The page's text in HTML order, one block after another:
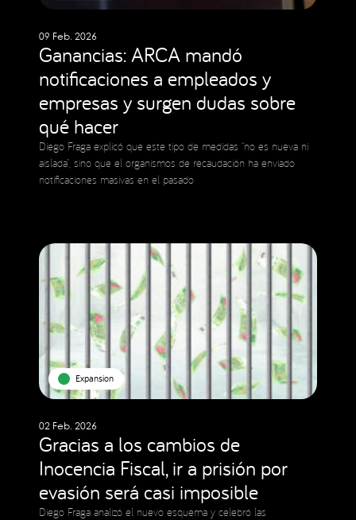
09 Feb. 2026
Ganancias: ARCA mandó
notificaciones a empleados y
empresas y surgen dudas sobre
qué hacer
Diego Fraga explicó que este tipo de medidas “no es nueva ni
aislada”, sino que el organismos de recaudación ha enviado
notificaciones masivas en el pasado
Expansion
02 Feb. 2026
Gracias a los cambios de
Inocencia Fiscal, ir a prisión por
evasión será casi imposible
Diego Fraga analizó el nuevo esquema y celebró las